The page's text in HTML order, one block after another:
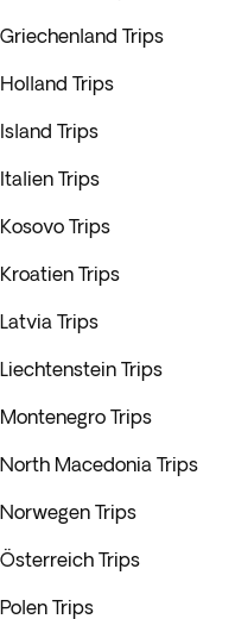
Griechenland Trips
Holland Trips
Island Trips
Italien Trips
Kosovo Trips
Kroatien Trips
Latvia Trips
Liechtenstein Trips
Montenegro Trips
North Macedonia Trips
Norwegen Trips
Österreich Trips
Polen Trips